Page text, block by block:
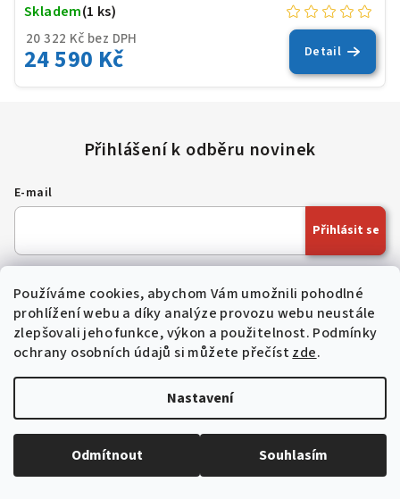
Používáme cookies, abychom Vám umožnili pohodlné
prohlížení webu a díky analýze provozu webu neustále
zlepšovali jeho funkce, výkon a použitelnost. Podmínky
ochrany osobních údajů si můžete přečíst zde.
Nastavení
Odmítnout Souhlasím
20 322 Kč bez DPH
24 590 Kč
Skladem(1 ks)
Detail
E-mail
Přihlásit se
Informace pro vás
help
Nejčastější dotazy
menu_book Slovník pojmů
Obchodní podmínky
call Kontakty
storefront O nás
newspaper Novinky